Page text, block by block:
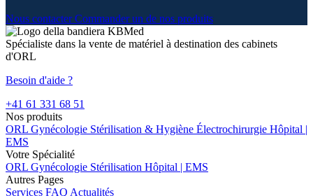
Nous contacter Commander un de nos produits
Spécialiste dans la vente de matériel à destination des cabinets
d'ORL
Besoin d'aide ?
+41 61 331 68 51
Nos produits
ORL Gynécologie Stérilisation & Hygiène Électrochirurgie Hôpital |
EMS
Votre Spécialité
ORL Gynécologie Stérilisation Hôpital | EMS
Autres Pages
Services FAQ Actualités